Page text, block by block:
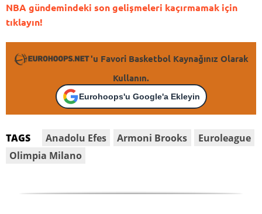
NBA gündemindeki son gelişmeleri kaçırmamak için
tıklayın!
'u Favori Basketbol Kaynağınız Olarak
Kullanın.
Eurohoops'u Google'a Ekleyin
TAGS Anadolu Efes Armoni Brooks
Euroleague
Olimpia Milano